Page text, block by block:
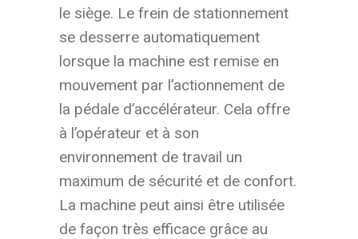
le siège. Le frein de stationnement
se desserre automatiquement
lorsque la machine est remise en
mouvement par l’actionnement de
la pédale d’accélérateur. Cela offre
à l’opérateur et à son
environnement de travail un
maximum de sécurité et de confort.
La machine peut ainsi être utilisée
de façon très efficace grâce au